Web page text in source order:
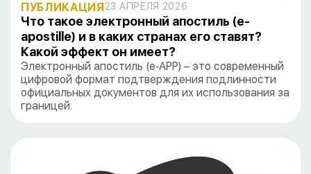
ПУБЛИКАЦИЯ 23 АПРЕЛЯ 2026
Что такое электронный апостиль (e-
apostille) и в каких странах его ставят?
Какой эффект он имеет?
Электронный апостиль (e‑APP) – это современный
цифровой формат подтверждения подлинности
официальных документов для их использования за
границей.